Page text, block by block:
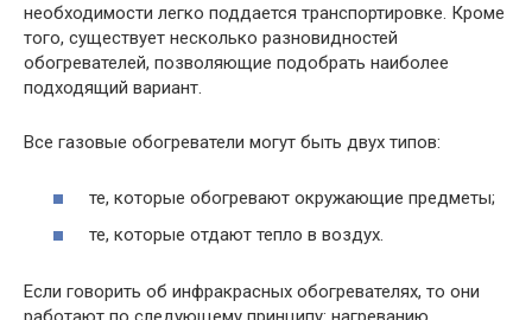
необходимости легко поддается транспортировке. Кроме
того, существует несколько разновидностей
обогревателей, позволяющие подобрать наиболее
подходящий вариант.
Все газовые обогреватели могут быть двух типов:
те, которые обогревают окружающие предметы;
те, которые отдают тепло в воздух.
Если говорить об инфракрасных обогревателях, то они